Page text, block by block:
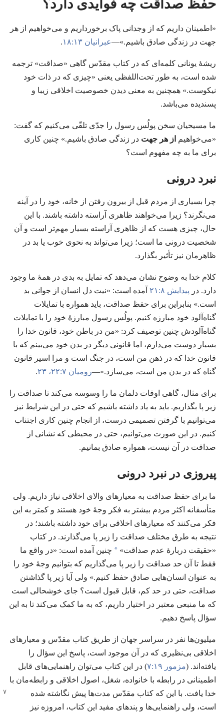
حفظ صداقت چه فوایدی دارد؟‏
‏«اطمینان داریم که از وجدانی پاک برخورداریم و می‌خواهیم از هر
جهت در زندگی صادق باشیم.‏»—‏عبرانیان ۱۳:‏۱۸ ‏.‏
ریشهٔ یونانی کلمه‌ای که در کتاب مقدّس گاهی «صداقت» ترجمه
شده است،‏ به طور تحت‌اللفظی یعنی «چیزی که در ذات خود
نیکوست.‏» همچنین به معنی دیدن خصوصیت اخلاقی زیبا و
پسندیده می‌باشد.‏
ما مسیحیان سخن پولُس رسول را جدّی تلقّی می‌کنیم که گفت:‏
«می‌خواهیم از هر جهت در زندگی صادق باشیم.‏» چنین کاری
برای ما به چه مفهوم است؟‏
نبرد درونی
چرا بسیاری از مردم قبل از بیرون رفتن از خانه،‏ خود را در آینه
می‌نگرند؟‏ زیرا می‌خواهند ظاهری آراسته داشته باشند.‏ با این
حال،‏ چیزی هست که از ظاهری آراسته بسیار مهم‌تر است و آن
شخصیت درونی ما است؛‏ زیرا می‌تواند به نحوی خوب یا بد در
ظاهرمان نیز تأثیر بگذارد.‏
کلام خدا به وضوح نشان می‌دهد که تمایل به بدی در همهٔ ما وجود
دارد.‏ در پیدایش ۸:‏۲۱
آمده است:‏ «نیت دل انسان از جوانی بد
است.‏» بنابراین برای حفظ صداقت،‏ باید همواره با تمایلات
گناه‌آلود خود مبارزه کنیم.‏ پولُس رسول مبارزهٔ خود را با تمایلات
گناه‌آلودش چنین توصیف کرد:‏ «من در باطن خود،‏ قانون خدا را
بسیار دوست می‌دارم،‏ اما قانونی دیگر در بدن خود می‌بینم که با
قانون خدا که در ذهن من است،‏ در جنگ است و مرا اسیر قانون
گناه که در بدن من است،‏ می‌سازد.‏»—‏رومیان ۷:‏۲۲،‏ ۲۳ ‏.‏
برای مثال،‏ گاهی اوقات دلمان ما را وسوسه می‌کند تا صداقت را
زیر پا بگذاریم.‏ باید به یاد داشته باشیم که حتی در این شرایط نیز
می‌توانیم با گرفتن تصمیمی درست،‏ از انجام چنین کاری اجتناب
کنیم.‏ در این صورت می‌توانیم،‏ حتی در محیطی که نشانی از
صداقت در آن نیست،‏ همواره صادق بمانیم.‏
پیروزی در نبرد درونی
ما برای حفظ صداقت به معیارهای والای اخلاقی نیاز داریم.‏ ولی
متأسفانه اکثر مردم بیشتر به فکر وجهٔ خود هستند و کمتر به این
فکر می‌کنند که معیارهای اخلاقی برای خود داشته باشند؛‏ در
نتیجه به طرق مختلف صداقت را زیر پا می‌گذارند.‏ در کتاب
«حقیقت دربارهٔ عدم صداقت»‏ * چنین آمده است:‏ «در واقع ما
فقط تا آن حد صداقت را زیر پا می‌گذاریم که بتوانیم وجهٔ خود را
به عنوان انسان‌هایی صادق حفظ کنیم.‏» ولی آیا زیر پا گذاشتن
صداقت،‏ حتی در حد کم،‏ قابل قبول است؟‏ جای خوشحالی است
که ما منبعی معتبر در اختیار داریم،‏ که به ما کمک می‌کند تا به این
سؤال پاسخ دهیم.‏
میلیون‌ها نفر در سراسر جهان از طریق کتاب مقدّس و معیارهای
اخلاقی بی‌نظیری که در آن موجود است،‏ پاسخ این سؤال را
یافته‌اند.‏ (‏مزمور ۱۹:‏۷
‏)‏ در این کتاب می‌توان راهنمایی‌های قابل
اطمینانی در رابطه با خانواده،‏ شغل،‏ اصول اخلاقی و رابطه‌مان با
خدا یافت.‏ با این که کتاب مقدّس مدت‌ها پیش نگاشته شده
است،‏ ولی راهنمایی‌ها و پندهای مفید این کتاب،‏ امروزه نیز